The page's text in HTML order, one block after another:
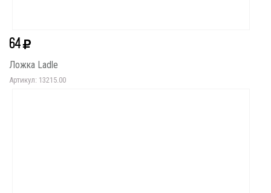
64
Ложка Ladle
Артикул: 13215.00